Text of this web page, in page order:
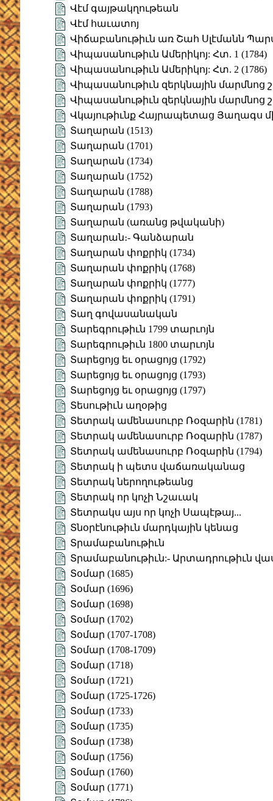
Վէմ գայթակղութեան
Վէմ հաւատոյ
Վիճաբանութիւն առ Շահ Սլէմանն
Վիպասանութիւն Ամերիկոյ: Հտ. 1 (1784)
Վիպասանութիւն Ամերիկոյ: Հտ. 2 (1786)
Վիպասանութիւն զերկնային մարմնոց
Վիպասանութիւն զերկնային մարմնոց
Վկայութիւնք Հայրապետաց Յաղագս
Տաղարան (1513)
Տաղարան (1701)
Տաղարան (1734)
Տաղարան (1752)
Տաղարան (1788)
Տաղարան (1793)
Տաղարան (առանց թվականի)
Տաղարան։- Գանձարան
Տաղարան փոքրիկ (1734)
Տաղարան փոքրիկ (1768)
Տաղարան փոքրիկ (1777)
Տաղարան փոքրիկ (1791)
Տաղ գովասանական
Տարեգրութիւն 1799 տարւոյն
Տարեգրութիւն 1800 տարւոյն
Տարեցոյց եւ օրացոյց (1792)
Տարեցոյց եւ օրացոյց (1793)
Տարեցոյց եւ օրացոյց (1797)
Տեսութիւն աղօթից
Տետրակ ամենասուրբ Ռօզարին (1781)
Տետրակ ամենասուրբ Ռօզարին (1787)
Տետրակ ամենասուրբ Ռօզարին (1794)
Տետրակ ի պետս վաճառականաց
Տետրակ ներողութեանց
Տետրակ որ կոչի Նշաւակ
Տետրակս այս որ կոչի Սապէթայ...
Տնօրէնութիւն մարդկային կենաց
Տրամաբանութիւն
Տրամաբանութիւն:- Արտադրութիւն
Տօմար (1685)
Տօմար (1696)
Տօմար (1698)
Տօմար (1702)
Տօմար (1707-1708)
Տօմար (1708-1709)
Տօմար (1718)
Տօմար (1721)
Տօմար (1725-1726)
Տօմար (1733)
Տօմար (1735)
Տօմար (1738)
Տօմար (1756)
Տօմար (1760)
Տօմար (1771)